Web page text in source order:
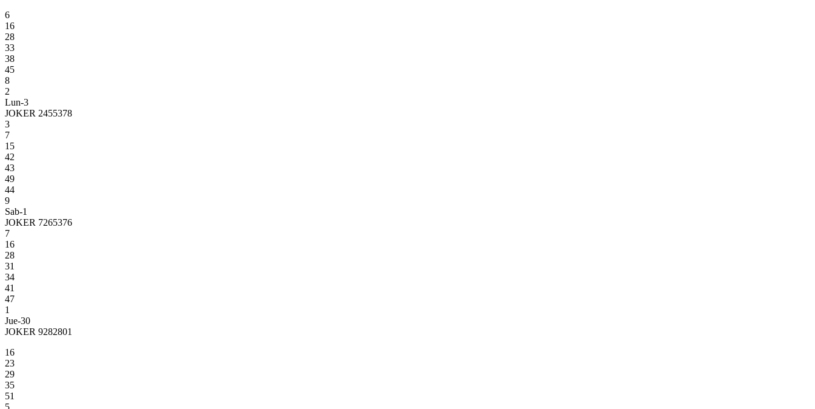
6
16
28
33
38
45
8
2
Lun-3
JOKER 2455378
3
7
15
42
43
49
44
9
Sab-1
JOKER 7265376
7
16
28
31
34
41
47
1
Jue-30
JOKER 9282801
16
23
29
35
51
5